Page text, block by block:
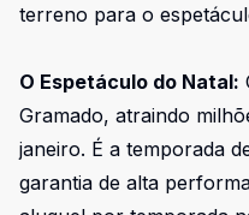
terreno para o
O Espetáculo do Natal:
Gramado, atraindo
janeiro. É a temporada
garantia de alta